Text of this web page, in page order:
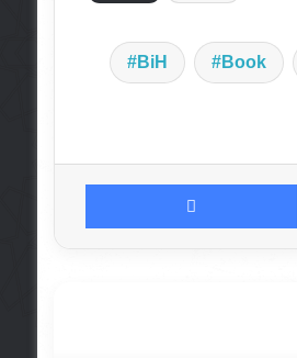
BiH Book